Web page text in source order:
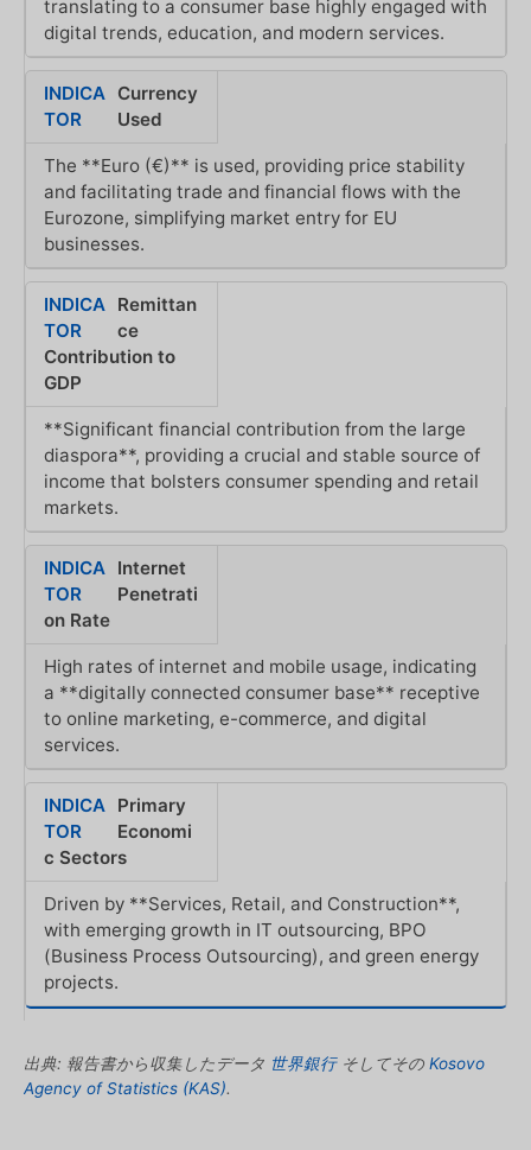
translating to a consumer base highly engaged with
digital trends, education, and modern services.
Currency
Used
The **Euro (€)** is used, providing price stability
and facilitating trade and financial flows with the
Eurozone, simplifying market entry for EU
businesses.
Remittan
ce
Contribution to
GDP
**Significant financial contribution from the large
diaspora**, providing a crucial and stable source of
income that bolsters consumer spending and retail
markets.
Internet
Penetrati
on Rate
High rates of internet and mobile usage, indicating
a **digitally connected consumer base** receptive
to online marketing, e-commerce, and digital
services.
Primary
Economi
c Sectors
Driven by **Services, Retail, and Construction**,
with emerging growth in IT outsourcing, BPO
(Business Process Outsourcing), and green energy
projects.
出典: 報告書から収集したデータ 世界銀行そしてその Kosovo
Agency of Statistics (KAS).